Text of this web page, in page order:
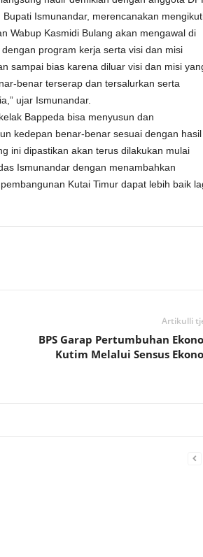
Ismunandar, merencanakan
Wabup Kasmidi Bulang akan mengawal di
program kerja serta visi dan misi
sampai bias karena diluar visi dan misi
benar terserap dan tersalurkan serta
ujar Ismunandar.
Bappeda bisa menyusun dan
kedepan benar-benar sesuai dengan hasil
ini dipastikan akan terus dilakukan mulai
Ismunandar dengan menambahkan
Kutai Timur dapat lebih baik
Artikulli
BPS Garap Pertumbuhan
Kutim Melalui Sensus